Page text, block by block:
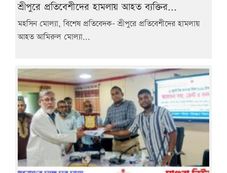
শ্রীপুরে প্রতিবেশীদের হামলায় আহত ব্যক্তির...
মহসিন মোল্যা, বিশেষ প্রতিবেদক- শ্রীপুরে প্রতিবেশীদের হামলায়
আহত আমিরুল মোল্যা...